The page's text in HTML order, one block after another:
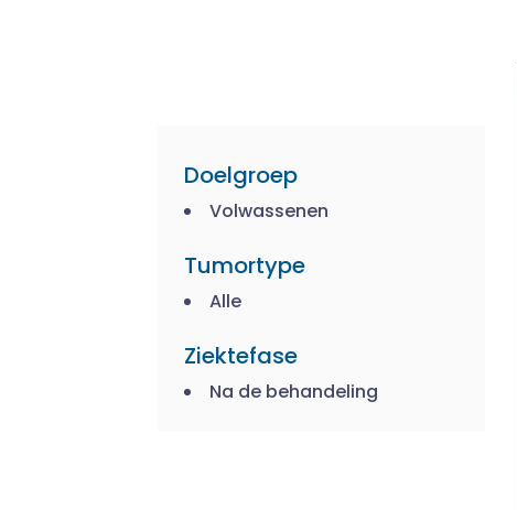
Doelgroep
Volwassenen
Tumortype
Alle
Ziektefase
Na de behandeling